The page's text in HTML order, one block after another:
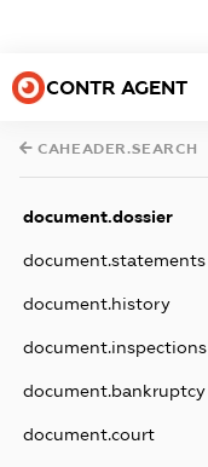
CONTR AGENT
CAHEADER.SEARCH
document.dossier
document.statements
document.history
document.inspections
document.bankruptcy
document.court